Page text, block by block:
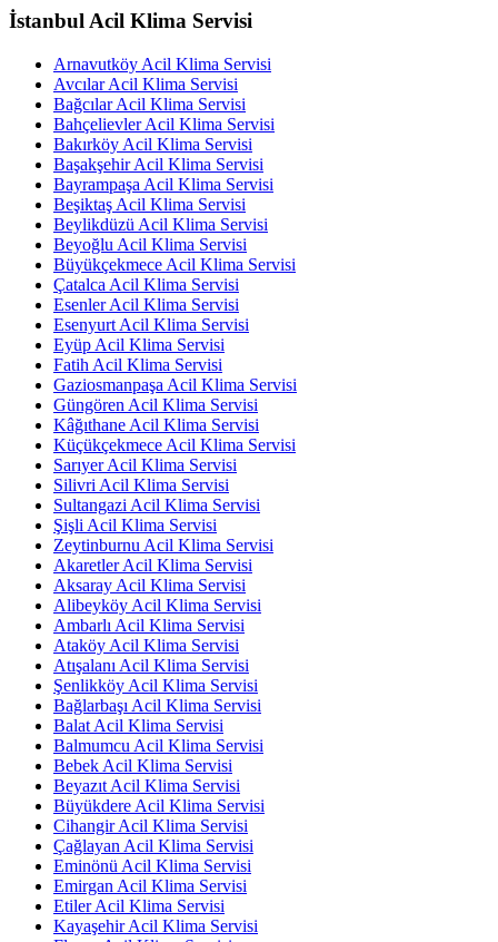
İstanbul Acil Klima Servisi
Arnavutköy Acil Klima Servisi
Avcılar Acil Klima Servisi
Bağcılar Acil Klima Servisi
Bahçelievler Acil Klima Servisi
Bakırköy Acil Klima Servisi
Başakşehir Acil Klima Servisi
Bayrampaşa Acil Klima Servisi
Beşiktaş Acil Klima Servisi
Beylikdüzü Acil Klima Servisi
Beyoğlu Acil Klima Servisi
Büyükçekmece Acil Klima Servisi
Çatalca Acil Klima Servisi
Esenler Acil Klima Servisi
Esenyurt Acil Klima Servisi
Eyüp Acil Klima Servisi
Fatih Acil Klima Servisi
Gaziosmanpaşa Acil Klima Servisi
Güngören Acil Klima Servisi
Kâğıthane Acil Klima Servisi
Küçükçekmece Acil Klima Servisi
Sarıyer Acil Klima Servisi
Silivri Acil Klima Servisi
Sultangazi Acil Klima Servisi
Şişli Acil Klima Servisi
Zeytinburnu Acil Klima Servisi
Akaretler Acil Klima Servisi
Aksaray Acil Klima Servisi
Alibeyköy Acil Klima Servisi
Ambarlı Acil Klima Servisi
Ataköy Acil Klima Servisi
Atışalanı Acil Klima Servisi
Şenlikköy Acil Klima Servisi
Bağlarbaşı Acil Klima Servisi
Balat Acil Klima Servisi
Balmumcu Acil Klima Servisi
Bebek Acil Klima Servisi
Beyazıt Acil Klima Servisi
Büyükdere Acil Klima Servisi
Cihangir Acil Klima Servisi
Çağlayan Acil Klima Servisi
Eminönü Acil Klima Servisi
Emirgan Acil Klima Servisi
Etiler Acil Klima Servisi
Kayaşehir Acil Klima Servisi